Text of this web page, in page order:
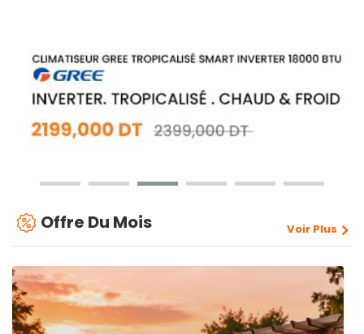
Offre Du Mois Voir Plus